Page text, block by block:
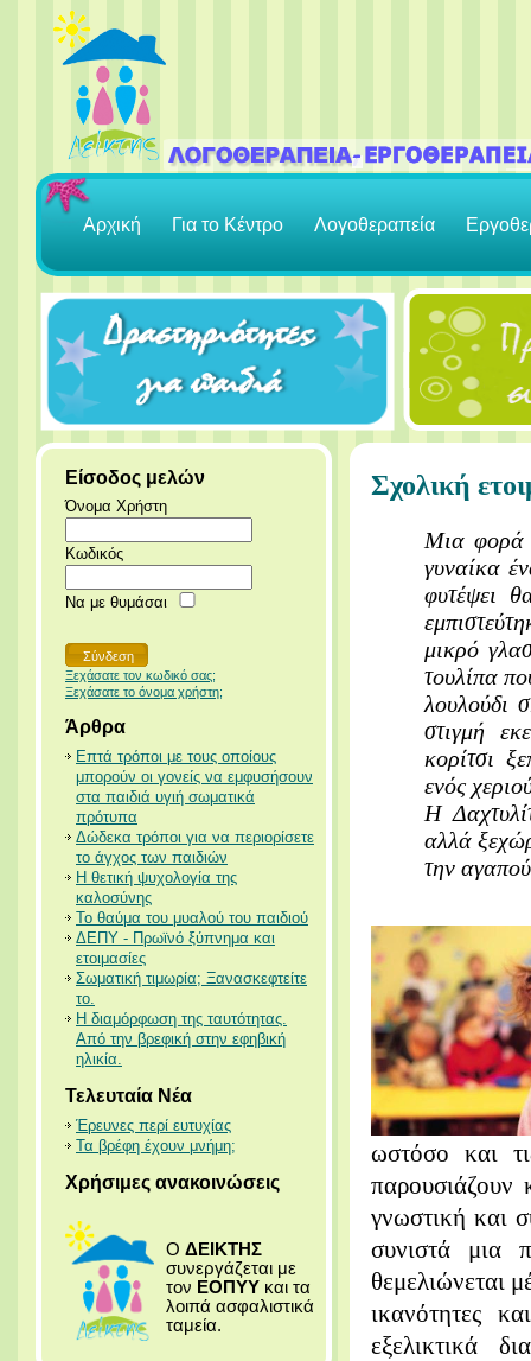
Αρχική Για το Κέντρο Λογοθεραπεία
Είσοδος μελών
Όνομα Χρήστη
Κωδικός
Να με θυμάσαι
Ξεχάσατε τον κωδικό σας;
Ξεχάσατε το όνομα χρήστη;
Άρθρα
Επτά τρόποι με τους οποίους
μπορούν οι γονείς να εμφυσήσουν
στα παιδιά υγιή σωματικά
πρότυπα
Δώδεκα τρόποι για να περιορίσετε
το άγχος των παιδιών
Η θετική ψυχολογία της
καλοσύνης
Το θαύμα του μυαλού του παιδιού
ΔΕΠΥ - Πρωϊνό ξύπνημα και
ετοιμασίες
Σωματική τιμωρία; Ξανασκεφτείτε
το.
Η διαμόρφωση της ταυτότητας.
Από την βρεφική στην εφηβική
ηλικία.
Τελευταία Νέα
Έρευνες περί ευτυχίας
Τα βρέφη έχουν μνήμη;
Χρήσιμες ανακοινώσεις
Ο ΔΕΙΚΤΗΣ
συνεργάζεται με
τον ΕΟΠΥΥ και τα
λοιπά ασφαλιστικά
ταμεία.
Σχολική
Μια φορά
γυναίκα
φυτέψει
μικρό
τουλίπα
λουλούδι
στιγμή
κορίτσι
ενός
Η
αλλά
την
ωστόσο και
παρουσιάζουν
γνωστική και
συνιστά μια
θεμελιώνεται
ικανότητες
εξελικτικά